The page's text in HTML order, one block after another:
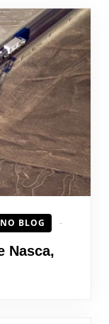
BLOG
Nasca,